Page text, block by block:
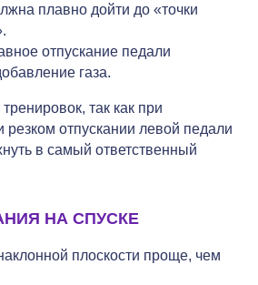
плавно дойти до «точки
отпускание педали
газа.
так как при
резком отпускании левой педали
в самый ответственный
НА СПУСКЕ
плоскости проще, чем